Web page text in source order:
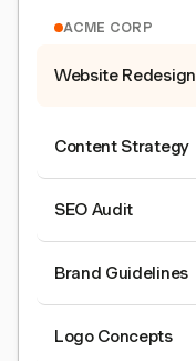
ACME CORP
Website Redesign
Content Strategy
SEO Audit
Brand Guidelines
Logo Concepts